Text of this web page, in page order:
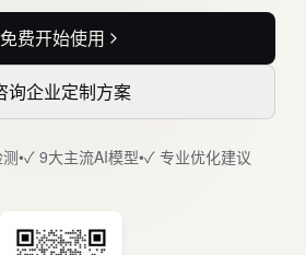
免费开始使用
询企业定制方案
•✓ 9大主流AI模型•✓ 专业优化建议